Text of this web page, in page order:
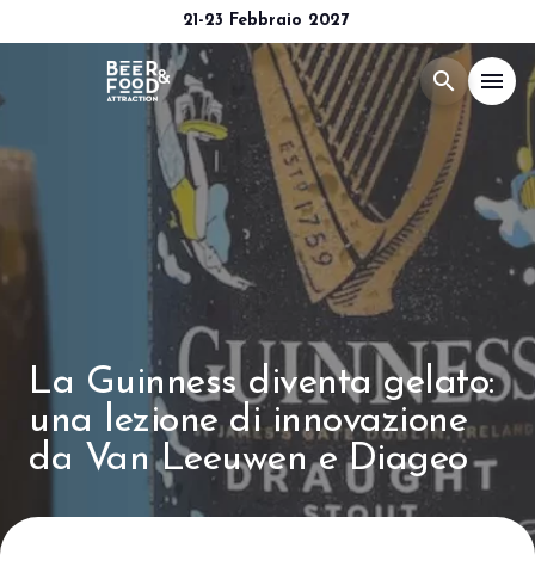
21-23 Febbraio 2027
search menu
arrow_right
Media Room arrow_right
CATALOGO 2026
La Guinness diventa gelato:
una lezione di innovazione
da Van Leeuwen e Diageo